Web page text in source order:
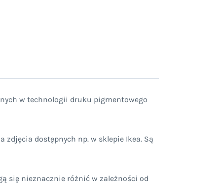
w technologii druku pigmentowego
dostępnych np. w sklepie Ikea. Są
się nieznacznie różnić w zależności od